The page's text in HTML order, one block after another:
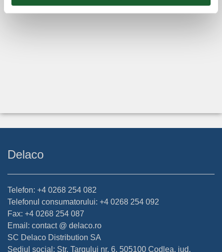
Delaco
Telefon: +4 0268 254 082
Telefonul consumatorului: +4 0268 254 092
Fax: +4 0268 254 087
Email: contact @ delaco.ro
SC Delaco Distribution SA
Sediul social: Str. Targului nr. 6, 505100 Codlea, jud.